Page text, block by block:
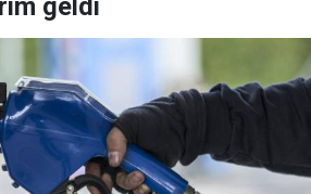
geldi